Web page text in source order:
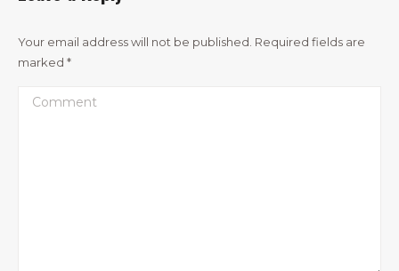
Your email address will not be published. Required fields are
marked *
Comment